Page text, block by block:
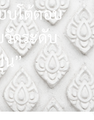
บโต้ตอบ
ดระดับ
”